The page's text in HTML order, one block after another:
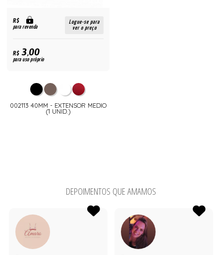
R$
para revenda
Logue-se para
ver o preço
R$3,00
para uso próprio
002113 40MM - EXTENSOR MEDIO
(1 UNID.)
DEPOIMENTOS QUE AMAMOS